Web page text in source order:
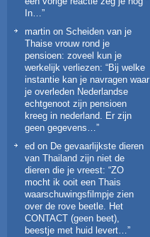
In…”
martin on Scheiden van je
Thaise vrouw rond je
pensioen: zoveel kun je
werkelijk verliezen: “Bij welke
instantie kan je navragen waar
je overleden Nederlandse
echtgenoot zijn pensioen
kreeg in nederland. Er zijn
geen gegevens…”
ed on De gevaarlijkste dieren
van Thailand zijn niet de
dieren die je vreest: “ZO
mocht ik ooit een Thais
waarschuwingsfilmpje zien
over de rove beetle. Het
CONTACT (geen beet),
beestje met huid levert…”